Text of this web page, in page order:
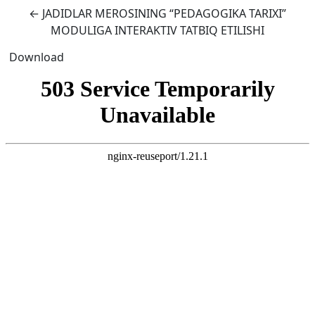
← Return to Article Details
JADIDLAR MEROSINING “PEDAGOGIKA TARIXI”
MODULIGA INTERAKTIV TATBIQ ETILISHI
Download